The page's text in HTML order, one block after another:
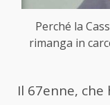
Perché la
rimanga in
Il 67enne,